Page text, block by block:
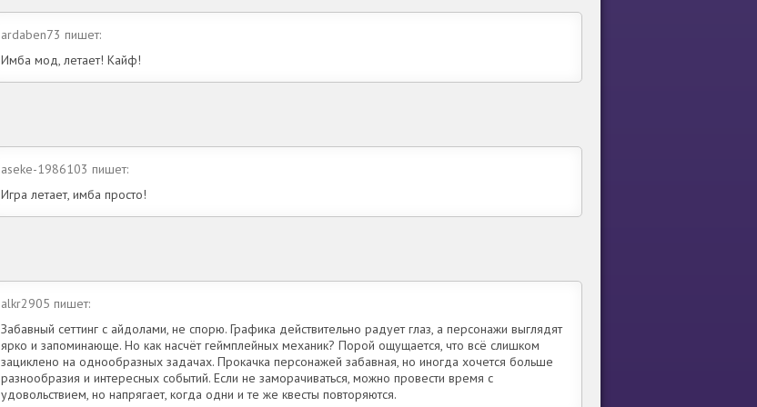
ardaben73 пишет:
Имба мод, летает! Кайф!
aseke-1986103 пишет:
Игра летает, имба просто!
alkr2905 пишет:
Забавный сеттинг с айдолами, не спорю. Графика действительно радует глаз, а персонажи выглядят
ярко и запоминающе. Но как насчёт геймплейных механик? Порой ощущается, что всё слишком
зациклено на однообразных задачах. Прокачка персонажей забавная, но иногда хочется больше
разнообразия и интересных событий. Если не заморачиваться, можно провести время с
удовольствием, но напрягает, когда одни и те же квесты повторяются.